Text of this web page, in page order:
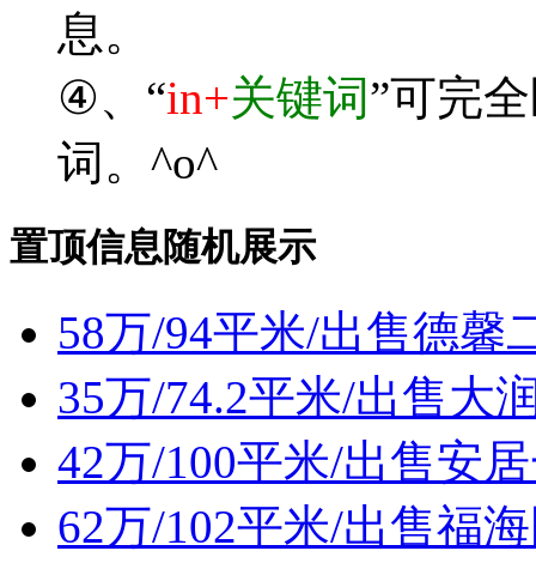
息。
④、“in+关键词”可完
词。^o^
置顶信息随机展示
58万/94平米/出售德馨
35万/74.2平米/出售大
42万/100平米/出售安
62万/102平米/出售福